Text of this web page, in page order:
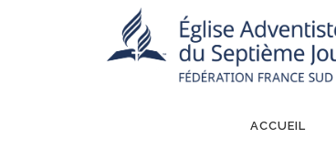
ACCUEIL